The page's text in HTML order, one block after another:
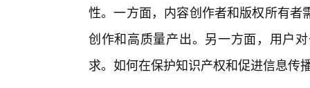
性。一方面，内容创作者和版权所有
创作和高质量产出。另一方面，用户
求。如何在保护知识产权和促进信息传